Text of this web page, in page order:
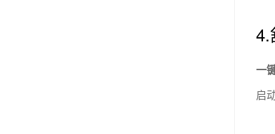
4.
一
启